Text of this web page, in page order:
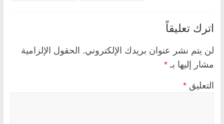
اترك تعليقاً
لن يتم نشر عنوان بريدك الإلكتروني. الحقول الإلزامية
مشار إليها بـ *
التعليق *